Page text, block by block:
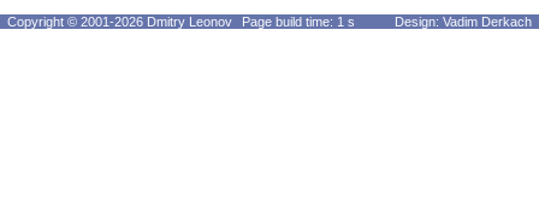
Copyright © 2001-2026 Dmitry Leonov Page build time: 1 s Design: Vadim Derkach